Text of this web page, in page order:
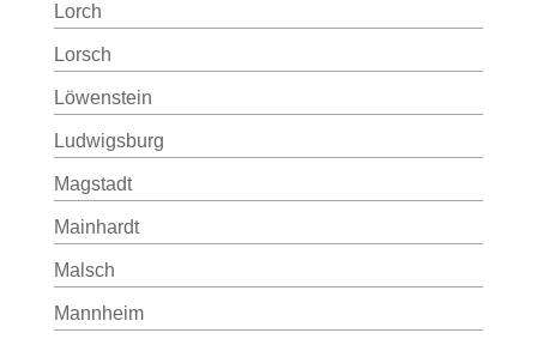
Lorch
Lorsch
Löwenstein
Ludwigsburg
Magstadt
Mainhardt
Malsch
Mannheim